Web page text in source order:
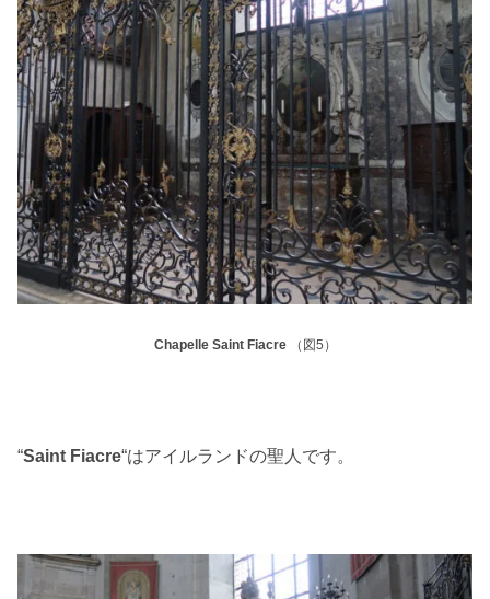
Chapelle Saint Fiacre （図5）
“Saint Fiacre“はアイルランドの聖人です。